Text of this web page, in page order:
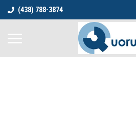
(438) 788-3874